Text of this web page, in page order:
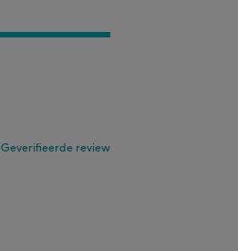
Geverifieerde review